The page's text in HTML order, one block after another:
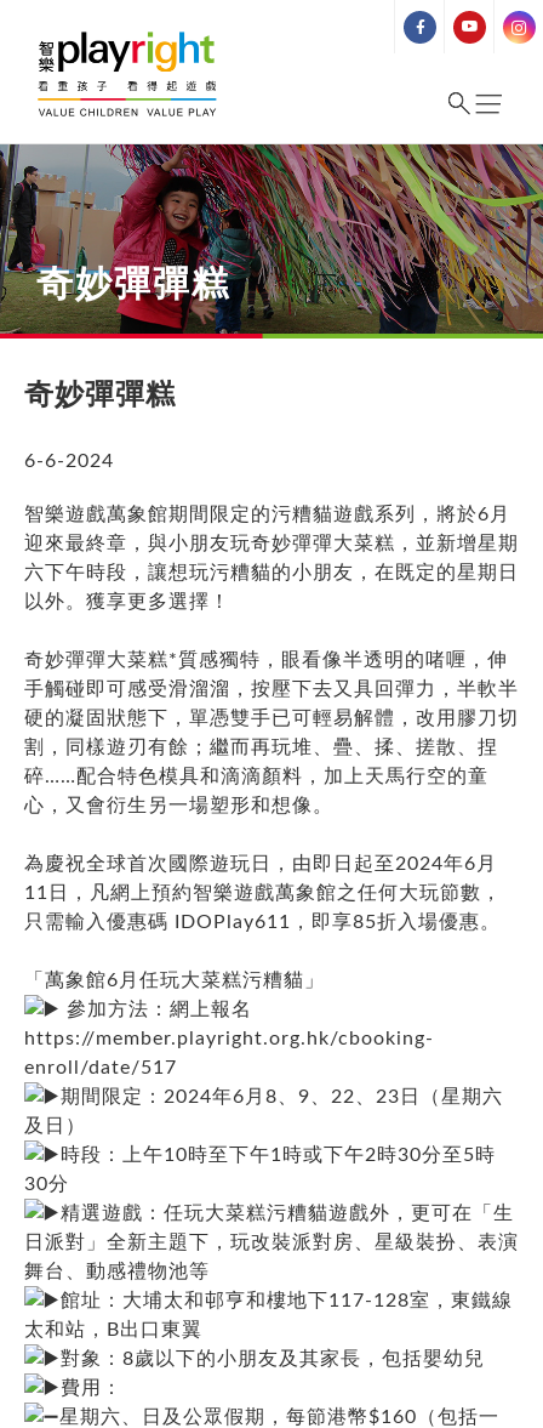
content
奇妙彈彈糕
奇妙彈彈糕
6-6-2024
智樂遊戲萬象館期間限定的污糟貓遊戲系列，將於6月
迎來最終章，與小朋友玩奇妙彈彈大菜糕，並新增星期
六下午時段，讓想玩污糟貓的小朋友，在既定的星期日
以外。獲享更多選擇！
奇妙彈彈大菜糕*質感獨特，眼看像半透明的啫喱，伸
手觸碰即可感受滑溜溜，按壓下去又具回彈力，半軟半
硬的凝固狀態下，單憑雙手已可輕易解體，改用膠刀切
割，同樣遊刃有餘；繼而再玩堆、疊、揉、搓散、捏
碎……配合特色模具和滴滴顏料，加上天馬行空的童
心，又會衍生另一場塑形和想像。
為慶祝全球首次國際遊玩日，由即日起至2024年6月
11日，凡網上預約智樂遊戲萬象館之任何大玩節數，
只需輸入優惠碼 IDOPlay611，即享85折入場優惠。
「萬象館6月任玩大菜糕污糟貓」
參加方法：網上報名
https://member.playright.org.hk/cbooking-
enroll/date/517
期間限定：2024年6月8、9、22、23日（星期六
及日）
時段：上午10時至下午1時或下午2時30分至5時
30分
精選遊戲：任玩大菜糕污糟貓遊戲外，更可在「生
日派對」全新主題下，玩改裝派對房、星級裝扮、表演
舞台、動感禮物池等
館址：大埔太和邨亨和樓地下117-128室，東鐵線
太和站，B出口東翼
對象：8歲以下的小朋友及其家長，包括嬰幼兒
費用：
星期六、日及公眾假期，每節港幣$160（包括一